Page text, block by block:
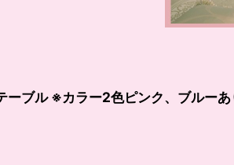
ブル ※カラー2色ピンク、ブルー